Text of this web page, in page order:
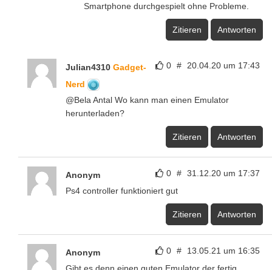
Smartphone durchgespielt ohne Probleme.
Zitieren Antworten
0 # 20.04.20 um 17:43
Julian4310 Gadget-
Nerd
@Bela Antal Wo kann man einen Emulator
herunterladen?
Zitieren Antworten
0 # 31.12.20 um 17:37
Anonym
Ps4 controller funktioniert gut
Zitieren Antworten
0 # 13.05.21 um 16:35
Anonym
Gibt es denn einen guten Emulator der fertig